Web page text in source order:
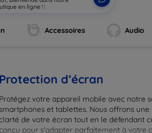
bienvenue dans n|
Accessoires Audio
Protection d’écran
Protégez votre appareil mobile avec notre
et tablettes. Nous offrons
de votre écran tout en le défendant
conçu pour s'adapter parfaitement à votre